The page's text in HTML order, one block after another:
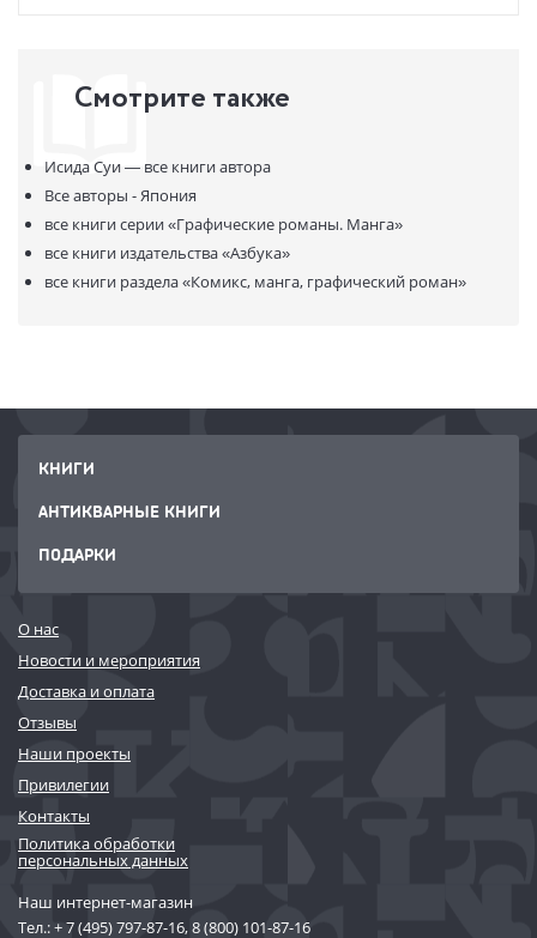
Смотрите также
Исида Суи — все книги автора
Все авторы - Япония
все книги серии«Графические романы. Манга»
все книги издательства«Азбука»
все книги раздела«Комикс, манга, графический роман»
КНИГИ
АНТИКВАРНЫЕ КНИГИ
ПОДАРКИ
О нас
Новости и мероприятия
Доставка и оплата
Отзывы
Наши проекты
Привилегии
Контакты
Политика обработки
персональных данных
Наш интернет-магазин
Тел.:+ 7 (495) 797-87-16,8 (800) 101-87-16